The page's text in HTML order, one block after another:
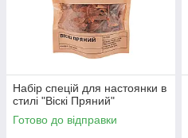
Набір спецій для настоянки в
стилі "Віскі Пряний"
Готово до відправки